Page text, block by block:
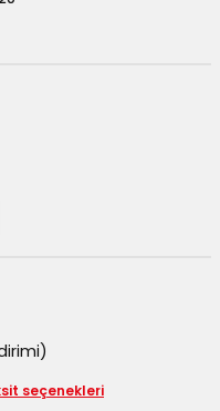
seçenekleri